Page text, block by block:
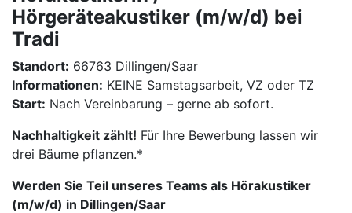
Hörgeräteakustiker (m/w/d) bei
Tradi
Standort: 66763 Dillingen/Saar
Informationen: KEINE Samstagsarbeit, VZ oder TZ
Start: Nach Vereinbarung – gerne ab sofort.
Nachhaltigkeit zählt! Für Ihre Bewerbung lassen wir
drei Bäume pflanzen.*
Werden Sie Teil unseres Teams als Hörakustiker
(m/w/d) in Dillingen/Saar